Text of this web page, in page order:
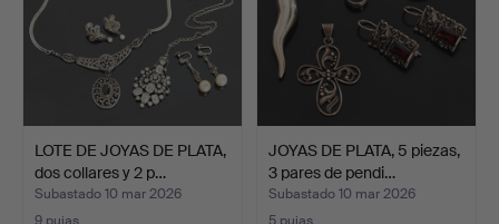
LOTE DE JOYAS DE PLATA,
dos collares y 2 p…
Subastado 10 mar 2026
JOYAS DE PLATA, 5 piezas,
3 pares de pendi…
Subastado 10 mar 2026